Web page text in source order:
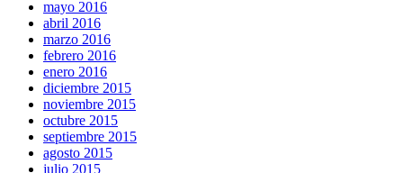
mayo 2016
abril 2016
marzo 2016
febrero 2016
enero 2016
diciembre 2015
noviembre 2015
octubre 2015
septiembre 2015
agosto 2015
julio 2015